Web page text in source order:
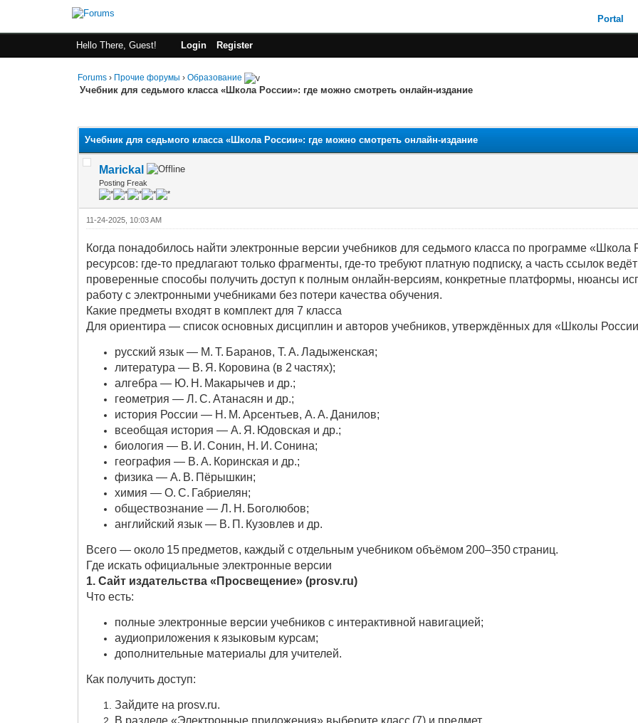
Portal
Hello There, Guest! Login Register
Forums › Прочие форумы ›Образование
Учебник для седьмого класса «Школа России»: где можно смотреть онлайн‑издание
Учебник для седьмого класса «Школа России»: где можно смотреть онлайн‑издание
Marickal
Posting Freak
11-24-2025, 10:03 AM
Когда понадобилось найти электронные версии учебников для седьмого класса по программе «Школа
ресурсов: где‑то предлагают только фрагменты, где‑то требуют платную подписку, а часть ссылок
проверенные способы получить доступ к полным онлайн‑версиям, конкретные платформы, нюансы
работу с электронными учебниками без потери качества обучения.
Какие предметы входят в комплект для 7 класса
Для ориентира — список основных дисциплин и авторов учебников, утверждённых для «Школы
русский язык — М. Т. Баранов, Т. А. Ладыженская;
литература — В. Я. Коровина (в 2 частях);
алгебра — Ю. Н. Макарычев и др.;
геометрия — Л. С. Атанасян и др.;
история России — Н. М. Арсентьев, А. А. Данилов;
всеобщая история — А. Я. Юдовская и др.;
биология — В. И. Сонин, Н. И. Сонина;
география — В. А. Коринская и др.;
физика — А. В. Пёрышкин;
химия — О. С. Габриелян;
обществознание — Л. Н. Боголюбов;
английский язык — В. П. Кузовлев и др.
Всего — около 15 предметов, каждый с отдельным учебником объёмом 200–350 страниц.
Где искать официальные электронные версии
1. Сайт издательства «Просвещение» (prosv.ru)
Что есть:
полные электронные версии учебников с интерактивной навигацией;
аудиоприложения к языковым курсам;
дополнительные материалы для учителей.
Как получить доступ:
Зайдите на prosv.ru.
В разделе «Электронные приложения» выберите класс (7) и предмет.